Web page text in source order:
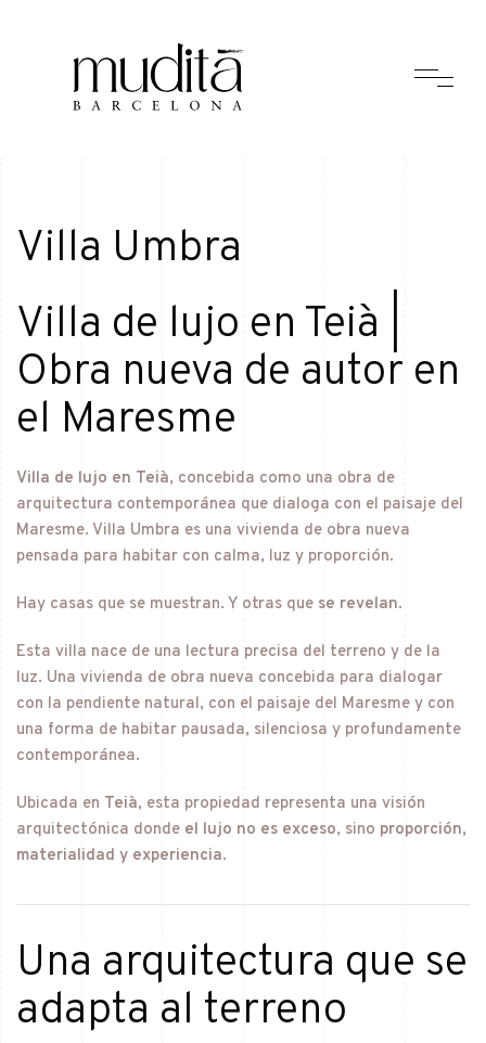
Villa Umbra
Villa de lujo en Teià |
Obra nueva de autor en
el Maresme
Villa de lujo en Teià, concebida como una obra de
arquitectura contemporánea que dialoga con el paisaje del
Maresme. Villa Umbra es una vivienda de obra nueva
pensada para habitar con calma, luz y proporción.
Hay casas que se muestran. Y otras que se revelan.
Esta villa nace de una lectura precisa del terreno y de la
luz. Una vivienda de obra nueva concebida para dialogar
con la pendiente natural, con el paisaje del Maresme y con
una forma de habitar pausada, silenciosa y profundamente
contemporánea.
Ubicada en Teià, esta propiedad representa una visión
arquitectónica donde el lujo no es exceso, sino proporción,
materialidad y experiencia.
Una arquitectura que se
adapta al terreno